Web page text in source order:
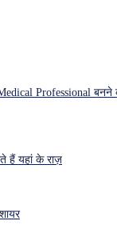
Professional बनने
हैं यहां के राज़